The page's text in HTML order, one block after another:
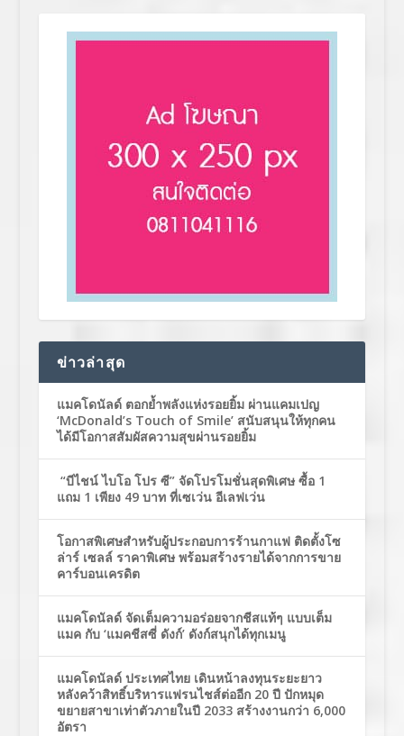
ข่าวล่าสุด
แมคโดนัลด์ ตอกย้ำพลังแห่งรอยยิ้ม ผ่านแคมเปญ
‘McDonald’s Touch of Smile’ สนับสนุนให้ทุกคน
ได้มีโอกาสสัมผัสความสุขผ่านรอยยิ้ม
“บีไชน์ ไบโอ โปร ซี” จัดโปรโมชั่นสุดพิเศษ ซื้อ 1
แถม 1 เพียง 49 บาท ที่เซเว่น อีเลฟเว่น
โอกาสพิเศษสำหรับผู้ประกอบการร้านกาแฟ ติดตั้งโซ
ล่าร์ เซลล์ ราคาพิเศษ พร้อมสร้างรายได้จากการขาย
คาร์บอนเครดิต
แมคโดนัลด์ จัดเต็มความอร่อยจากชีสแท้ๆ แบบเต็ม
แมค กับ ‘แมคชีสซี่ ดังก์’ ดังก์สนุกได้ทุกเมนู
แมคโดนัลด์ ประเทศไทย เดินหน้าลงทุนระยะยาว
หลังคว้าสิทธิ์บริหารแฟรนไชส์ต่ออีก 20 ปี ปักหมุด
ขยายสาขาเท่าตัวภายในปี 2033 สร้างงานกว่า 6,000
อัตรา